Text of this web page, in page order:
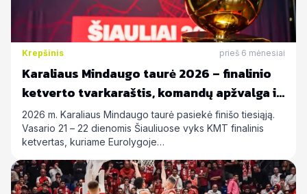
Krepšinis prieš 6 mėnesiai
Karaliaus Mindaugo taurė 2026 – finalinio
ketverto tvarkaraštis, komandų apžvalga ir
statymų prognozės
2026 m. Karaliaus Mindaugo taurė pasiekė finišo tiesiąją.
Vasario 21 – 22 dienomis Šiauliuose vyks KMT finalinis
ketvertas, kuriame Eurolygoje…